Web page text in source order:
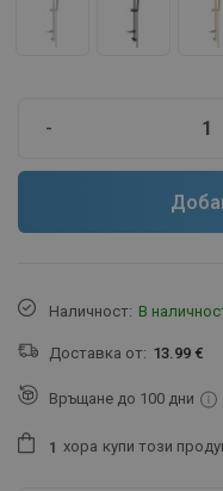
-
Наличност: В
Доставка от: 13.99 €
Връщане до 100 дни
1 хора купи този